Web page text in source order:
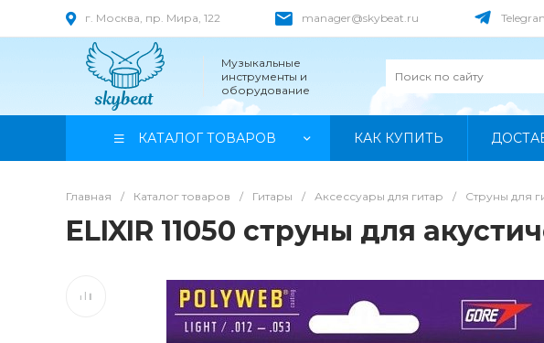
г. Москва, пр. Мира, 122 manager@skybeat.ru
Музыкальные
инструменты и
оборудование
КАТАЛОГ ТОВАРОВ КАК КУПИТЬ
Главная / Каталог товаров / Гитары / Аксессуары для гитар / Струны для
ELIXIR 11050 струны для